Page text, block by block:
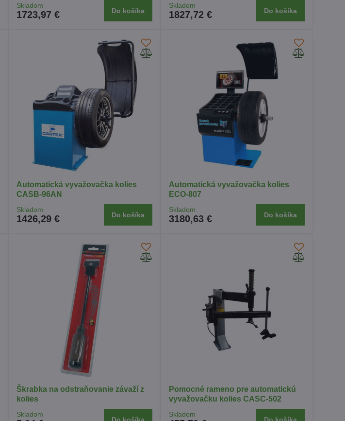
Skladom
1723,97 € Do košíka
Skladom
1827,72 € Do košíka
Automatická vyvažovačka kolies
CASB-96AN
Skladom
1426,29 € Do košíka
Automatická vyvažovačka kolies
ECO-807
Skladom
3180,63 € Do košíka
Škrabka na odstraňovanie závaží z
kolies
Skladom
Do košíka
Pomocné rameno pre automatickú
vyvažovačku kolies CASC-502
Skladom
Do košíka